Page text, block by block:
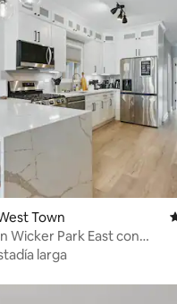
Town
Wicker Park East con
larga